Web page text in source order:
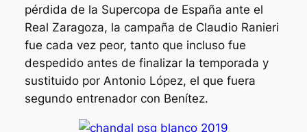
pérdida de la Supercopa de España ante el
Real Zaragoza, la campaña de Claudio Ranieri
fue cada vez peor, tanto que incluso fue
despedido antes de finalizar la temporada y
sustituido por Antonio López, el que fuera
segundo entrenador con Benítez.